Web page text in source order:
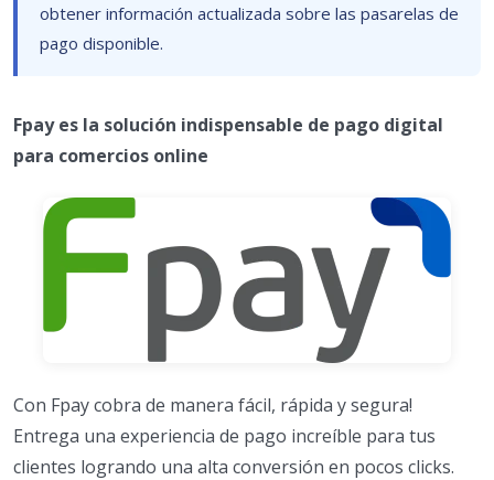
obtener información actualizada sobre las pasarelas de
pago disponible.
Fpay es la solución indispensable de pago digital
para comercios online
Con Fpay cobra de manera fácil, rápida y segura!
Entrega una experiencia de pago increíble para tus
clientes logrando una alta conversión en pocos clicks.